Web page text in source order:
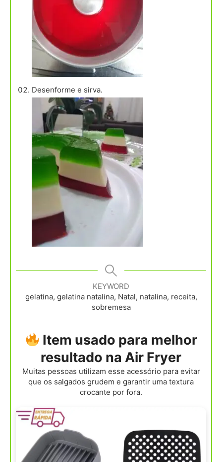
Desenforme e sirva.
KEYWORD
gelatina, gelatina natalina, Natal, natalina, receita,
sobremesa
Item usado para melhor
resultado na Air Fryer
Muitas pessoas utilizam esse acessório para evitar
que os salgados grudem e garantir uma textura
crocante por fora.